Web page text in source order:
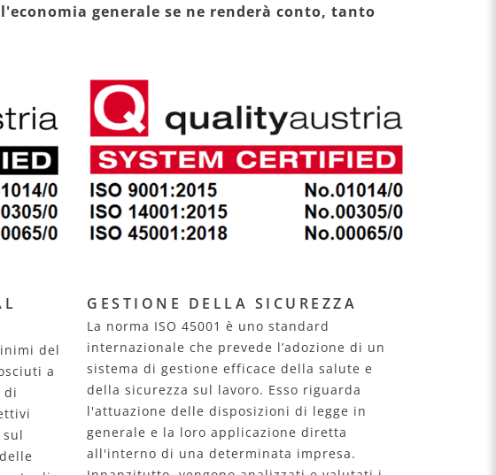
generale se ne renderà conto, tanto
del
a
di
GESTIONE DELLA SICUREZZA
La norma ISO 45001 è uno standard
internazionale che prevede l’adozione di un
sistema di gestione efficace della salute e
della sicurezza sul lavoro. Esso riguarda
l'attuazione delle disposizioni di legge in
generale e la loro applicazione diretta
all'interno di una determinata impresa.